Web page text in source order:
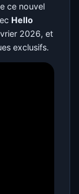
ce nouvel
Hello
2026, et
exclusifs.